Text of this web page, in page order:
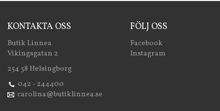
KONTAKTA OSS
Butik Linnea
Vikingsgatan 2
254 38 Helsingborg
042 - 244400
carolina@butiklinnea.se
FÖLJ OSS
Facebook
Instagram